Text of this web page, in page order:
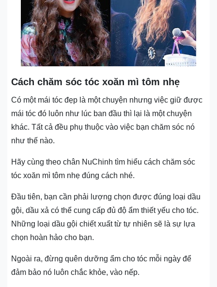
Cách chăm sóc tóc xoăn mì tôm nhẹ
Có một mái tóc đẹp là một chuyện nhưng việc giữ được
mái tóc đó luôn như lúc ban đầu thì lại là một chuyện
khác. Tất cả đều phụ thuộc vào việc bạn chăm sóc nó
như thế nào.
Hãy cùng theo chân NuChinh tìm hiểu cách chăm sóc
tóc xoăn mì tôm nhẹ đúng cách nhé.
Đầu tiên, bạn cần phải lượng chọn được đúng loại dầu
gội, dầu xả có thể cung cấp đủ độ ẩm thiết yếu cho tóc.
Những loại dầu gội chiết xuất từ tự nhiên sẽ là sự lựa
chọn hoàn hảo cho bạn.
Ngoài ra, đừng quên dưỡng ẩm cho tóc mỗi ngày để
đảm bảo nó luôn chắc khỏe, vào nếp.